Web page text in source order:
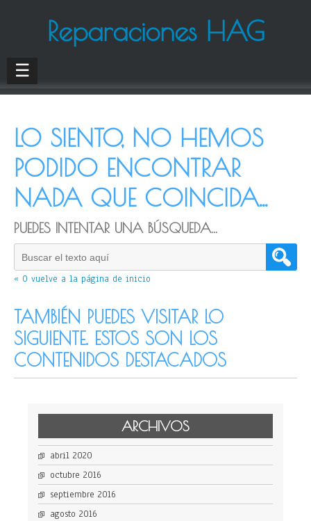
Reparaciones HAG
☰
LO SIENTO, NO HEMOS
PODIDO ENCONTRAR
NADA QUE COINCIDA...
PUEDES INTENTAR UNA BÚSQUEDA...
« O vuelve a la página de inicio
TAMBIÉN PUEDES VISITAR LO
SIGUIENTE. ESTOS SON LOS
CONTENIDOS DESTACADOS
ARCHIVOS
abril 2020
octubre 2016
septiembre 2016
agosto 2016